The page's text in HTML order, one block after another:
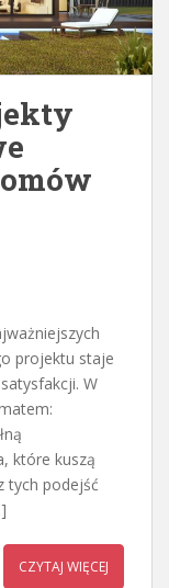
projektu staje
W
które kuszą
tych podejść
CZYTAJ WIĘCEJ